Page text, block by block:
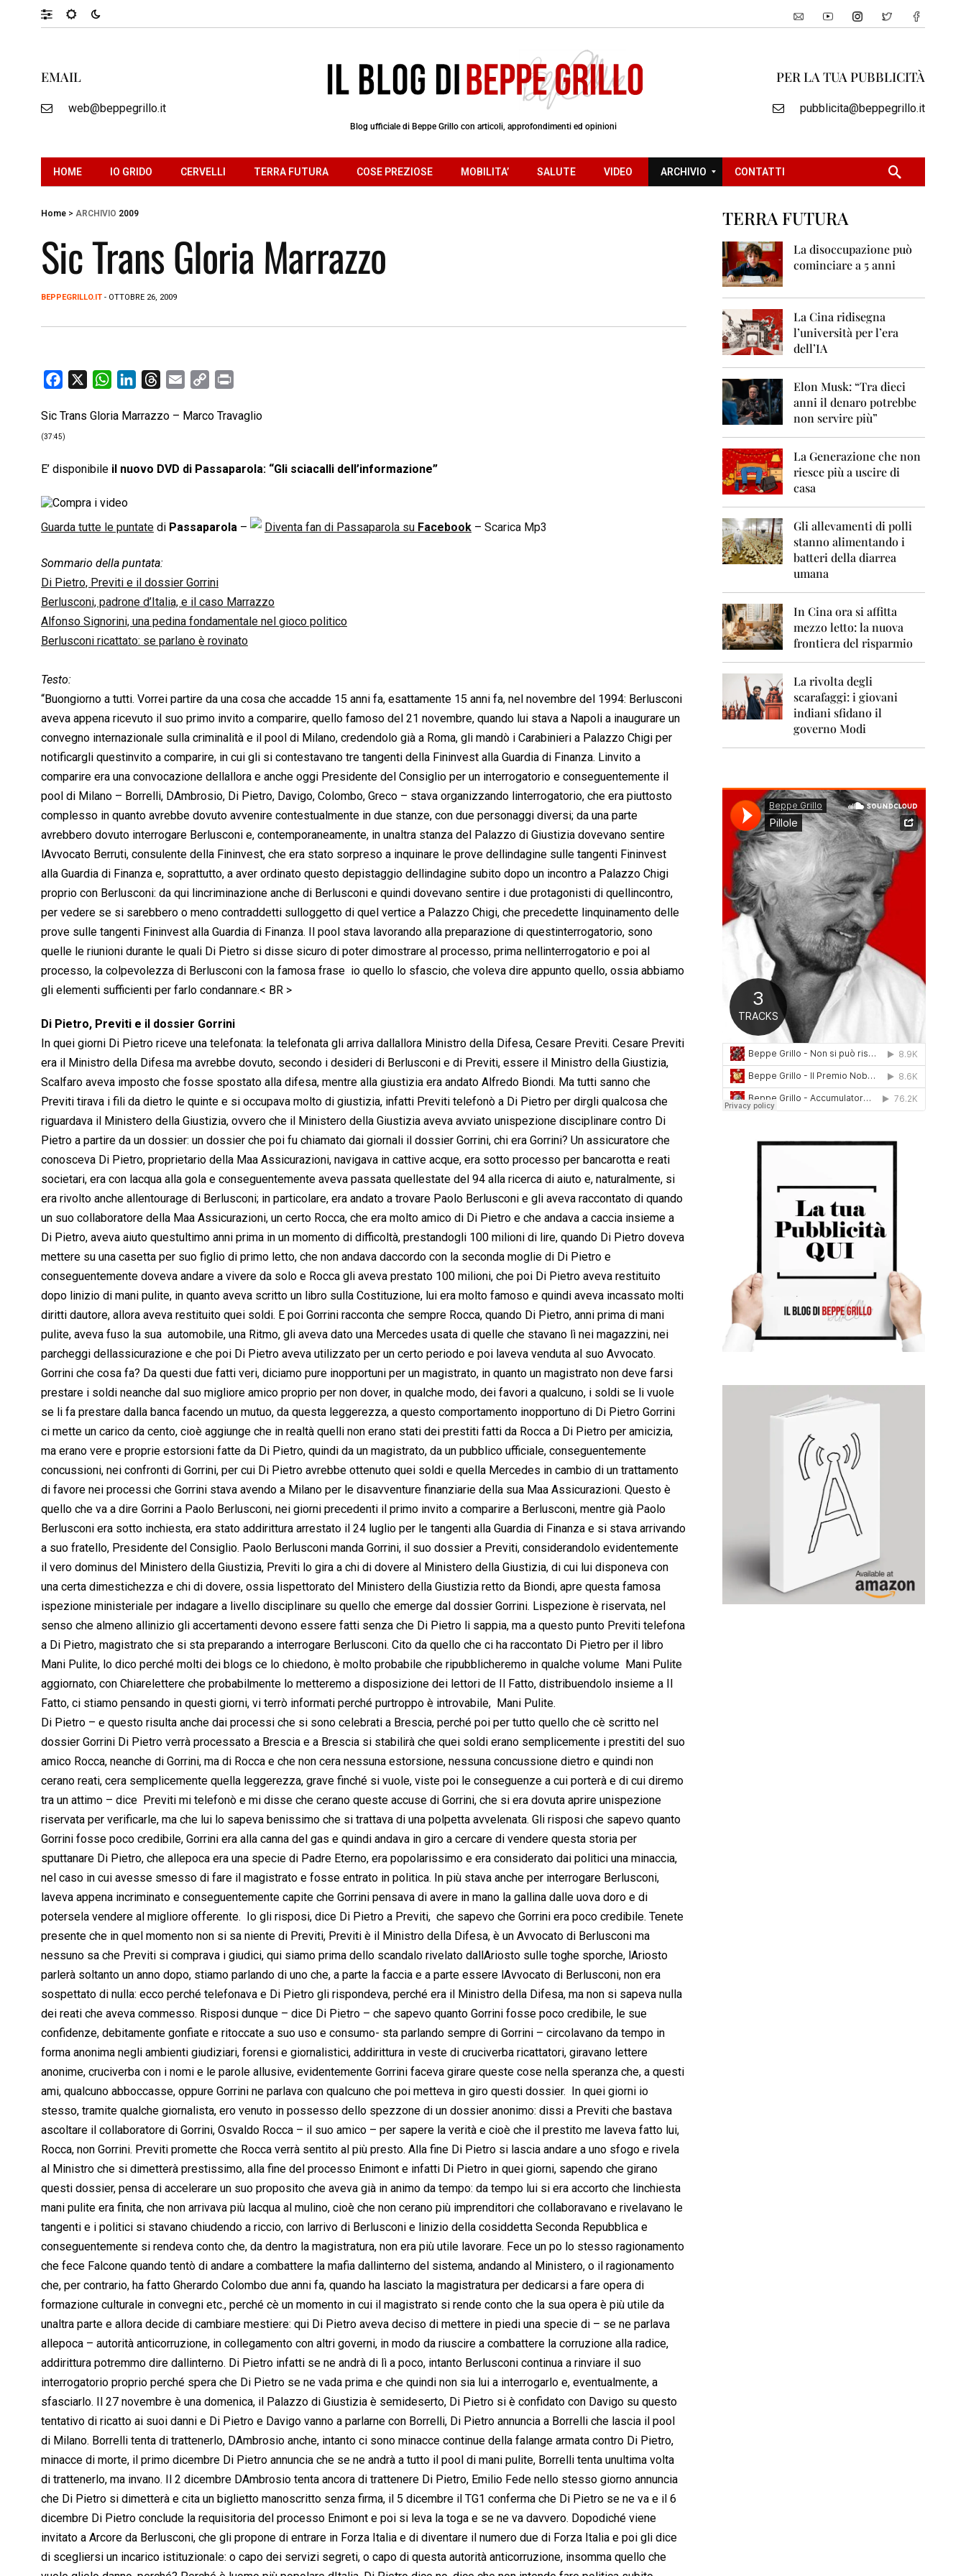
EMAIL
web@beppegrillo.it
Blog ufficiale di Beppe Grillo con articoli, approfondimenti ed opinioni
PER LA TUA PUBBLICITÀ
pubblicita@beppegrillo.it
HOME IO GRIDO CERVELLI TERRA FUTURA COSE PREZIOSE MOBILITA’ SALUTE VIDEO ARCHIVIO
2
1
2
0
1
3
2
1
4
2
0
2
0
CONTATTI
Home > ARCHIVIO 2009
Sic Trans Gloria Marrazzo
BEPPEGRILLO.IT - OTTOBRE 26, 2009
c
e
o
k
W
a
A
p
n
d
r
d
a
p
i
i
Sic Trans Gloria Marrazzo – Marco Travaglio
(37:45)
E’ disponibile il nuovo DVD di Passaparola: “Gli sciacalli dell’informazione”
Guarda tutte le puntate di Passaparola – Diventa fan di Passaparola su Facebook – Scarica Mp3
Sommario della puntata:
Di Pietro, Previti e il dossier Gorrini
Berlusconi, padrone d’Italia, e il caso Marrazzo
Alfonso Signorini, una pedina fondamentale nel gioco politico
Berlusconi ricattato: se parlano è rovinato
Testo:
“Buongiorno a tutti. Vorrei partire da una cosa che accadde 15 anni fa, esattamente 15 anni fa, nel novembre del 1994: Berlusconi
aveva appena ricevuto il suo primo invito a comparire, quello famoso del 21 novembre, quando lui stava a Napoli a inaugurare un
convegno internazionale sulla criminalità e il pool di Milano, credendolo già a Roma, gli mandò i Carabinieri a Palazzo Chigi per
notificargli questinvito a comparire, in cui gli si contestavano tre tangenti della Fininvest alla Guardia di Finanza. Linvito a
comparire era una convocazione dellallora e anche oggi Presidente del Consiglio per un interrogatorio e conseguentemente il
pool di Milano – Borrelli, DAmbrosio, Di Pietro, Davigo, Colombo, Greco – stava organizzando linterrogatorio, che era piuttosto
complesso in quanto avrebbe dovuto avvenire contestualmente in due stanze, con due personaggi diversi; da una parte
avrebbero dovuto interrogare Berlusconi e, contemporaneamente, in unaltra stanza del Palazzo di Giustizia dovevano sentire
lAvvocato Berruti, consulente della Fininvest, che era stato sorpreso a inquinare le prove dellindagine sulle tangenti Fininvest
alla Guardia di Finanza e, soprattutto, a aver ordinato questo depistaggio dellindagine subito dopo un incontro a Palazzo Chigi
proprio con Berlusconi: da qui lincriminazione anche di Berlusconi e quindi dovevano sentire i due protagonisti di quellincontro,
per vedere se si sarebbero o meno contraddetti sulloggetto di quel vertice a Palazzo Chigi, che precedette linquinamento delle
prove sulle tangenti Fininvest alla Guardia di Finanza. Il pool stava lavorando alla preparazione di questinterrogatorio, sono
quelle le riunioni durante le quali Di Pietro si disse sicuro di poter dimostrare al processo, prima nellinterrogatorio e poi al
processo, la colpevolezza di Berlusconi con la famosa frase  io quello lo sfascio, che voleva dire appunto quello, ossia abbiamo
gli elementi sufficienti per farlo condannare.< BR >
Di Pietro, Previti e il dossier Gorrini
In quei giorni Di Pietro riceve una telefonata: la telefonata gli arriva dallallora Ministro della Difesa, Cesare Previti. Cesare Previti
era il Ministro della Difesa ma avrebbe dovuto, secondo i desideri di Berlusconi e di Previti, essere il Ministro della Giustizia,
Scalfaro aveva imposto che fosse spostato alla difesa, mentre alla giustizia era andato Alfredo Biondi. Ma tutti sanno che
Previti tirava i fili da dietro le quinte e si occupava molto di giustizia, infatti Previti telefonò a Di Pietro per dirgli qualcosa che
riguardava il Ministero della Giustizia, ovvero che il Ministero della Giustizia aveva avviato unispezione disciplinare contro Di
Pietro a partire da un dossier: un dossier che poi fu chiamato dai giornali il dossier Gorrini, chi era Gorrini? Un assicuratore che
conosceva Di Pietro, proprietario della Maa Assicurazioni, navigava in cattive acque, era sotto processo per bancarotta e reati
societari, era con lacqua alla gola e conseguentemente aveva passata quellestate del 94 alla ricerca di aiuto e, naturalmente, si
era rivolto anche allentourage di Berlusconi; in particolare, era andato a trovare Paolo Berlusconi e gli aveva raccontato di quando
un suo collaboratore della Maa Assicurazioni, un certo Rocca, che era molto amico di Di Pietro e che andava a caccia insieme a
Di Pietro, aveva aiuto questultimo anni prima in un momento di difficoltà, prestandogli 100 milioni di lire, quando Di Pietro doveva
mettere su una casetta per suo figlio di primo letto, che non andava daccordo con la seconda moglie di Di Pietro e
conseguentemente doveva andare a vivere da solo e Rocca gli aveva prestato 100 milioni, che poi Di Pietro aveva restituito
dopo linizio di mani pulite, in quanto aveva scritto un libro sulla Costituzione, lui era molto famoso e quindi aveva incassato molti
diritti dautore, allora aveva restituito quei soldi. E poi Gorrini racconta che sempre Rocca, quando Di Pietro, anni prima di mani
pulite, aveva fuso la sua automobile, una Ritmo, gli aveva dato una Mercedes usata di quelle che stavano lì nei magazzini, nei
parcheggi dellassicurazione e che poi Di Pietro aveva utilizzato per un certo periodo e poi laveva venduta al suo Avvocato.
Gorrini che cosa fa? Da questi due fatti veri, diciamo pure inopportuni per un magistrato, in quanto un magistrato non deve farsi
prestare i soldi neanche dal suo migliore amico proprio per non dover, in qualche modo, dei favori a qualcuno, i soldi se li vuole
se li fa prestare dalla banca facendo un mutuo, da questa leggerezza, a questo comportamento inopportuno di Di Pietro Gorrini
ci mette un carico da cento, cioè aggiunge che in realtà quelli non erano stati dei prestiti fatti da Rocca a Di Pietro per amicizia,
ma erano vere e proprie estorsioni fatte da Di Pietro, quindi da un magistrato, da un pubblico ufficiale, conseguentemente
concussioni, nei confronti di Gorrini, per cui Di Pietro avrebbe ottenuto quei soldi e quella Mercedes in cambio di un trattamento
di favore nei processi che Gorrini stava avendo a Milano per le disavventure finanziarie della sua Maa Assicurazioni. Questo è
quello che va a dire Gorrini a Paolo Berlusconi, nei giorni precedenti il primo invito a comparire a Berlusconi, mentre già Paolo
Berlusconi era sotto inchiesta, era stato addirittura arrestato il 24 luglio per le tangenti alla Guardia di Finanza e si stava arrivando
a suo fratello, Presidente del Consiglio. Paolo Berlusconi manda Gorrini, il suo dossier a Previti, considerandolo evidentemente
il vero dominus del Ministero della Giustizia, Previti lo gira a chi di dovere al Ministero della Giustizia, di cui lui disponeva con
una certa dimestichezza e chi di dovere, ossia lispettorato del Ministero della Giustizia retto da Biondi, apre questa famosa
ispezione ministeriale per indagare a livello disciplinare su quello che emerge dal dossier Gorrini. Lispezione è riservata, nel
senso che almeno allinizio gli accertamenti devono essere fatti senza che Di Pietro li sappia, ma a questo punto Previti telefona
a Di Pietro, magistrato che si sta preparando a interrogare Berlusconi. Cito da quello che ci ha raccontato Di Pietro per il libro 
Mani Pulite, lo dico perché molti dei blogs ce lo chiedono, è molto probabile che ripubblicheremo in qualche volume  Mani Pulite
aggiornato, con Chiarelettere che probabilmente lo metteremo a disposizione dei lettori de Il Fatto, distribuendolo insieme a Il
Fatto, ci stiamo pensando in questi giorni, vi terrò informati perché purtroppo è introvabile,  Mani Pulite.
Di Pietro – e questo risulta anche dai processi che si sono celebrati a Brescia, perché poi per tutto quello che cè scritto nel
dossier Gorrini Di Pietro verrà processato a Brescia e a Brescia si stabilirà che quei soldi erano semplicemente i prestiti del suo
amico Rocca, neanche di Gorrini, ma di Rocca e che non cera nessuna estorsione, nessuna concussione dietro e quindi non
cerano reati, cera semplicemente quella leggerezza, grave finché si vuole, viste poi le conseguenze a cui porterà e di cui diremo
tra un attimo – dice  Previti mi telefonò e mi disse che cerano queste accuse di Gorrini, che si era dovuta aprire unispezione
riservata per verificarle, ma che lui lo sapeva benissimo che si trattava di una polpetta avvelenata. Gli risposi che sapevo quanto
Gorrini fosse poco credibile, Gorrini era alla canna del gas e quindi andava in giro a cercare di vendere questa storia per
sputtanare Di Pietro, che allepoca era una specie di Padre Eterno, era popolarissimo e era considerato dai politici una minaccia,
nel caso in cui avesse smesso di fare il magistrato e fosse entrato in politica. In più stava anche per interrogare Berlusconi,
laveva appena incriminato e conseguentemente capite che Gorrini pensava di avere in mano la gallina dalle uova doro e di
potersela vendere al migliore offerente.  Io gli risposi, dice Di Pietro a Previti,  che sapevo che Gorrini era poco credibile. Tenete
presente che in quel momento non si sa niente di Previti, Previti è il Ministro della Difesa, è un Avvocato di Berlusconi ma
nessuno sa che Previti si comprava i giudici, qui siamo prima dello scandalo rivelato dallAriosto sulle toghe sporche, lAriosto
parlerà soltanto un anno dopo, stiamo parlando di uno che, a parte la faccia e a parte essere lAvvocato di Berlusconi, non era
sospettato di nulla: ecco perché telefonava e Di Pietro gli rispondeva, perché era il Ministro della Difesa, ma non si sapeva nulla
dei reati che aveva commesso. Risposi dunque – dice Di Pietro – che sapevo quanto Gorrini fosse poco credibile, le sue
confidenze, debitamente gonfiate e ritoccate a suo uso e consumo- sta parlando sempre di Gorrini – circolavano da tempo in
forma anonima negli ambienti giudiziari, forensi e giornalistici, addirittura in veste di cruciverba ricattatori, giravano lettere
anonime, cruciverba con i nomi e le parole allusive, evidentemente Gorrini faceva girare queste cose nella speranza che, a questi
ami, qualcuno abboccasse, oppure Gorrini ne parlava con qualcuno che poi metteva in giro questi dossier.  In quei giorni io
stesso, tramite qualche giornalista, ero venuto in possesso dello spezzone di un dossier anonimo: dissi a Previti che bastava
ascoltare il collaboratore di Gorrini, Osvaldo Rocca – il suo amico – per sapere la verità e cioè che il prestito me laveva fatto lui,
Rocca, non Gorrini. Previti promette che Rocca verrà sentito al più presto. Alla fine Di Pietro si lascia andare a uno sfogo e rivela
al Ministro che si dimetterà prestissimo, alla fine del processo Enimont e infatti Di Pietro in quei giorni, sapendo che girano
questi dossier, pensa di accelerare un suo proposito che aveva già in animo da tempo: da tempo lui si era accorto che linchiesta
mani pulite era finita, che non arrivava più lacqua al mulino, cioè che non cerano più imprenditori che collaboravano e rivelavano le
tangenti e i politici si stavano chiudendo a riccio, con larrivo di Berlusconi e linizio della cosiddetta Seconda Repubblica e
conseguentemente si rendeva conto che, da dentro la magistratura, non era più utile lavorare. Fece un po lo stesso ragionamento
che fece Falcone quando tentò di andare a combattere la mafia dallinterno del sistema, andando al Ministero, o il ragionamento
che, per contrario, ha fatto Gherardo Colombo due anni fa, quando ha lasciato la magistratura per dedicarsi a fare opera di
formazione culturale in convegni etc., perché cè un momento in cui il magistrato si rende conto che la sua opera è più utile da
unaltra parte e allora decide di cambiare mestiere: qui Di Pietro aveva deciso di mettere in piedi una specie di – se ne parlava
allepoca – autorità anticorruzione, in collegamento con altri governi, in modo da riuscire a combattere la corruzione alla radice,
addirittura potremmo dire dallinterno. Di Pietro infatti se ne andrà di lì a poco, intanto Berlusconi continua a rinviare il suo
interrogatorio proprio perché spera che Di Pietro se ne vada prima e che quindi non sia lui a interrogarlo e, eventualmente, a
sfasciarlo. Il 27 novembre è una domenica, il Palazzo di Giustizia è semideserto, Di Pietro si è confidato con Davigo su questo
tentativo di ricatto ai suoi danni e Di Pietro e Davigo vanno a parlarne con Borrelli, Di Pietro annuncia a Borrelli che lascia il pool
di Milano. Borrelli tenta di trattenerlo, DAmbrosio anche, intanto ci sono minacce continue della falange armata contro Di Pietro,
minacce di morte, il primo dicembre Di Pietro annuncia che se ne andrà a tutto il pool di mani pulite, Borrelli tenta unultima volta
di trattenerlo, ma invano. Il 2 dicembre DAmbrosio tenta ancora di trattenere Di Pietro, Emilio Fede nello stesso giorno annuncia
che Di Pietro si dimetterà e cita un biglietto manoscritto senza firma, il 5 dicembre il TG1 conferma che Di Pietro se ne va e il 6
dicembre Di Pietro conclude la requisitoria del processo Enimont e poi si leva la toga e se ne va davvero. Dopodiché viene
invitato a Arcore da Berlusconi, che gli propone di entrare in Forza Italia e di diventare il numero due di Forza Italia e poi gli dice
di scegliersi un incarico istituzionale: o capo dei servizi segreti, o capo di questa autorità anticorruzione, insomma quello che
TERRA FUTURA
La disoccupazione può
cominciare a 5 anni
La Cina ridisegna
l’università per l’era
dell’IA
Elon Musk: “Tra dieci
anni il denaro potrebbe
non servire più”
La Generazione che non
riesce più a uscire di
casa
Gli allevamenti di polli
stanno alimentando i
batteri della diarrea
umana
In Cina ora si affitta
mezzo letto: la nuova
frontiera del risparmio
La rivolta degli
scarafaggi: i giovani
indiani sfidano il
governo Modi